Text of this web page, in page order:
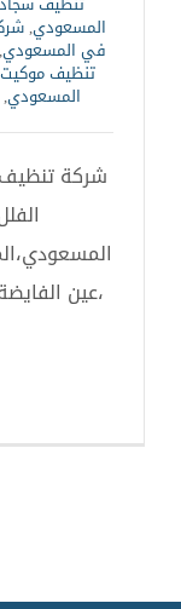
المسعودي,
في المسعودي
تنظيف
المسعودي,
،عين